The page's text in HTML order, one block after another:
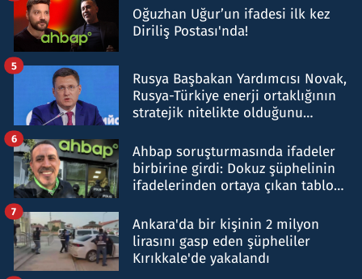
Oğuzhan Uğur’un ifadesi ilk kez
Diriliş Postası'nda!
Rusya Başbakan Yardımcısı Novak,
Rusya-Türkiye enerji ortaklığının
stratejik nitelikte olduğunu
5
Ahbap soruşturmasında ifadeler
birbirine girdi: Dokuz şüphelinin
ifadelerinden ortaya çıkan tablo
6
Ankara'da bir kişinin 2 milyon
lirasını gasp eden şüpheliler
Kırıkkale'de yakalandı
7